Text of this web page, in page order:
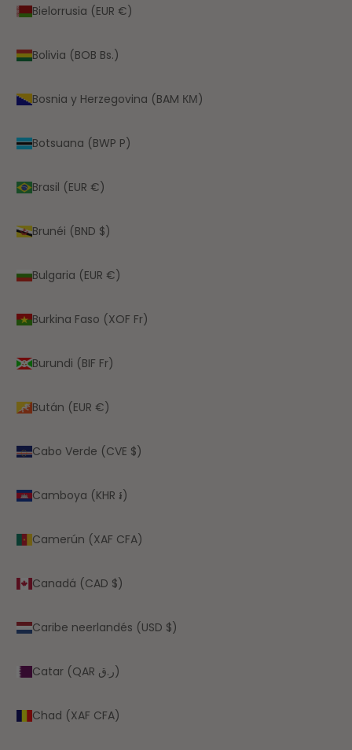
Bielorrusia (EUR €)
Bolivia (BOB Bs.)
Bosnia y Herzegovina (BAM КМ)
Botsuana (BWP P)
Brasil (EUR €)
Brunéi (BND $)
Bulgaria (EUR €)
Burkina Faso (XOF Fr)
Burundi (BIF Fr)
Bután (EUR €)
Cabo Verde (CVE $)
Camboya (KHR ៛)
Camerún (XAF CFA)
Canadá (CAD $)
Caribe neerlandés (USD $)
Catar (QAR ر.ق)
Chad (XAF CFA)